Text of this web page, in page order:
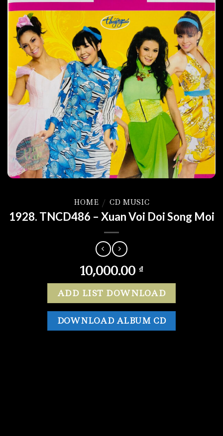
HOME / CD MUSIC
1928. TNCD486 – Xuan Voi Doi Song Moi
10,000.00 ₫
ADD LIST DOWNLOAD
DOWNLOAD ALBUM CD